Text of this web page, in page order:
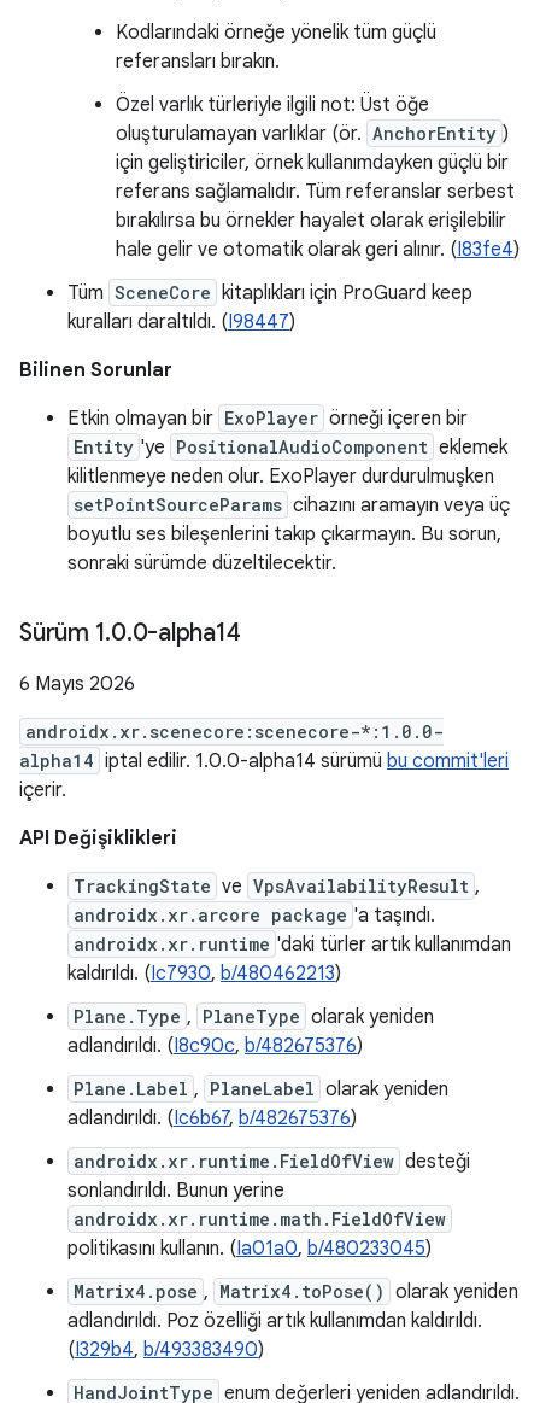
Kodlarındaki örneğe yönelik tüm güçlü
referansları bırakın.
Özel varlık türleriyle ilgili not: Üst öğe
oluşturulamayan varlıklar (ör. AnchorEntity )
için geliştiriciler, örnek kullanımdayken güçlü bir
referans sağlamalıdır. Tüm referanslar serbest
bırakılırsa bu örnekler hayalet olarak erişilebilir
hale gelir ve otomatik olarak geri alınır. (I83fe4)
Tüm SceneCore kitaplıkları için ProGuard keep
kuralları daraltıldı. (I98447)
Bilinen Sorunlar
Etkin olmayan bir ExoPlayer örneği içeren bir
Entity 'ye PositionalAudioComponent eklemek
kilitlenmeye neden olur. ExoPlayer durdurulmuşken
setPointSourceParams cihazını aramayın veya üç
boyutlu ses bileşenlerini takıp çıkarmayın. Bu sorun,
sonraki sürümde düzeltilecektir.
Sürüm 1.0.0-alpha14
6 Mayıs 2026
androidx.xr.scenecore:scenecore-*:1.0.0-
alpha14 iptal edilir. 1.0.0-alpha14 sürümü bu commit'leri
içerir.
API Değişiklikleri
TrackingState ve VpsAvailabilityResult ,
androidx.xr.arcore package 'a taşındı.
androidx.xr.runtime 'daki türler artık kullanımdan
kaldırıldı. (Ic7930, b/480462213)
Plane.Type , PlaneType olarak yeniden
adlandırıldı. (I8c90c, b/482675376)
Plane.Label , PlaneLabel olarak yeniden
adlandırıldı. (Ic6b67, b/482675376)
androidx.xr.runtime.FieldOfView desteği
sonlandırıldı. Bunun yerine
androidx.xr.runtime.math.FieldOfView
politikasını kullanın. (Ia01a0, b/480233045)
Matrix4.pose , Matrix4.toPose() olarak yeniden
adlandırıldı. Poz özelliği artık kullanımdan kaldırıldı.
(I329b4, b/493383490)
HandJointType enum değerleri yeniden adlandırıldı.